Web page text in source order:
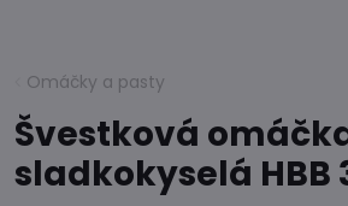
Omáčky a pasty
Švestková
sladkokyselá HBB